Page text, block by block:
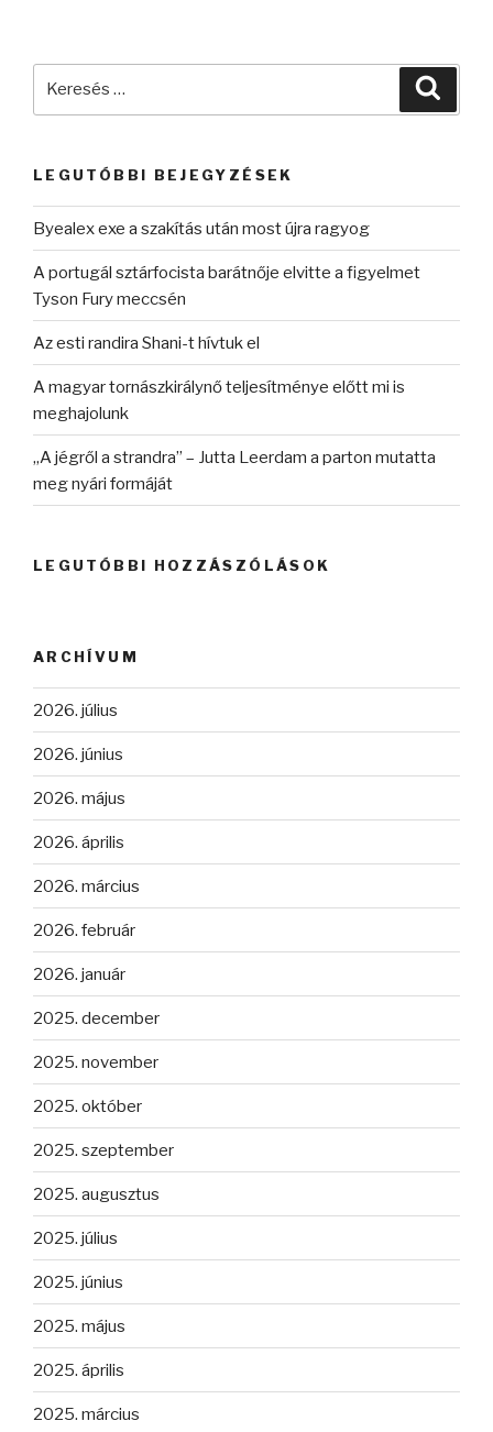
LEGUTÓBBI BEJEGYZÉSEK
Byealex exe a szakítás után most újra ragyog
A portugál sztárfocista barátnője elvitte a figyelmet
Tyson Fury meccsén
Az esti randira Shani-t hívtuk el
A magyar tornászkirálynő teljesítménye előtt mi is
meghajolunk
„A jégről a strandra” – Jutta Leerdam a parton mutatta
meg nyári formáját
LEGUTÓBBI HOZZÁSZÓLÁSOK
ARCHÍVUM
2026. július
2026. június
2026. május
2026. április
2026. március
2026. február
2026. január
2025. december
2025. november
2025. október
2025. szeptember
2025. augusztus
2025. július
2025. június
2025. május
2025. április
2025. március